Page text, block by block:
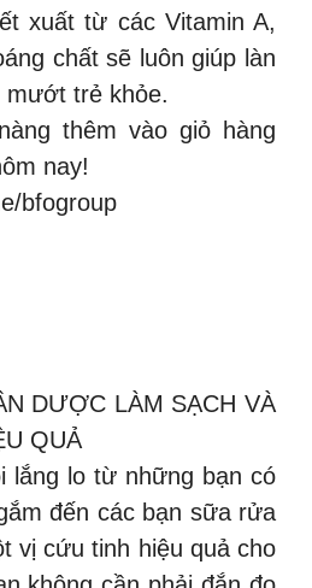
xuất từ các Vitamin A,
chất sẽ luôn giúp làn
mướt trẻ khỏe.
thêm vào giỏ hàng
nay!
bfogroup
DƯỢC LÀM SẠCH VÀ
QUẢ
lắng lo từ những bạn có
đến các bạn sữa rửa
vị cứu tinh hiệu quả cho